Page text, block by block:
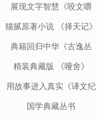
展现文字智慧《咬文嚼
字》
猫腻原著小说 《择天记》
典籍回归中华《古逸丛
精装典藏版 《哑舍》
用故事进入真实《译文纪
实》
国学典藏丛书